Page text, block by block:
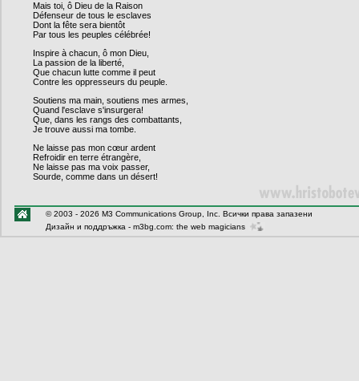
Mais toi, ô Dieu de la Raison
Défenseur de tous le esclaves
Dont la fête sera bientôt
Par tous les peuples célébrée!
Inspire à chacun, ô mon Dieu,
La passion de la liberté,
Que chacun lutte comme il peut
Contre les oppresseurs du peuple.
Soutiens ma main, soutiens mes armes,
Quand l'esclave s'insurgera!
Que, dans les rangs des combattants,
Je trouve aussi ma tombe.
Ne laisse pas mon cœur ardent
Refroidir en terre étrangère,
Ne laisse pas ma voix passer,
Sourde, comme dans un désert!
© 2003 - 2026 M3 Communications Group, Inc. Всички права запазени
Дизайн и поддръжка - m3bg.com: the web magicians